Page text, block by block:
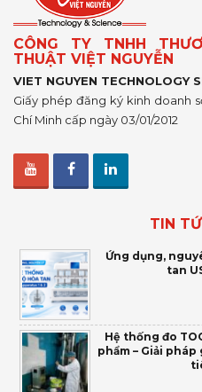
CÔNG TY TNHH
THUẬT VIỆT NGUYỄN
VIET NGUYEN TECHNOLOGY
Giấy phép đăng ký kinh doanh
Chí Minh cấp ngày 03/01/2012
TIN
Ứng dụng,
tan
Hệ thống đo
phẩm – Giải